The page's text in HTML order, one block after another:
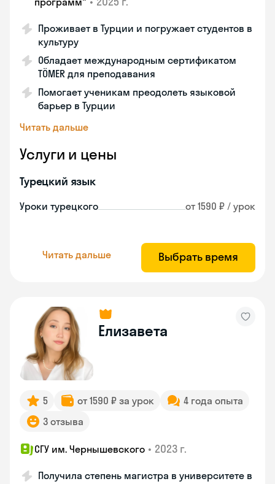
Проживает в Турции и погружает студентов в
культуру
Обладает международным сертификатом
TÖMER для преподавания
Помогает ученикам преодолеть языковой
барьер в Турции
Читать дальше
Услуги и цены
Турецкий язык
Уроки турецкого от 1590 ₽ / урок
Читать дальше Выбрать время
Елизавета
5 от 1590 ₽ за урок
4 года опыта
3 отзыва
СГУ им. Чернышевского • 2023 г.
Получила степень магистра в университете в